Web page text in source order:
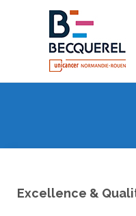
Excellence &